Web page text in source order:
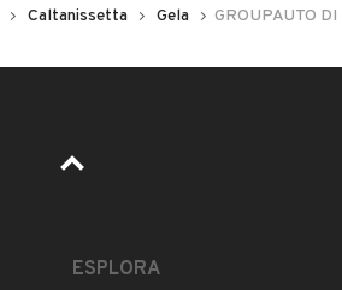
Caltanissetta Gela GROUPAUTO
ESPLORA